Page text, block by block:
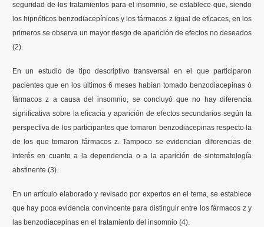
seguridad de los tratamientos para el insomnio, se establece que, siendo
los hipnóticos benzodiacepínicos y los fármacos z igual de eficaces, en los
primeros se observa un mayor riesgo de aparición de efectos no deseados
(2).
En un estudio de tipo descriptivo transversal en el que participaron
pacientes que en los últimos 6 meses habían tomado benzodiacepinas ó
fármacos z a causa del insomnio, se concluyó que no hay diferencia
significativa sobre la eficacia y aparición de efectos secundarios según la
perspectiva de los participantes que tomaron benzodiacepinas respecto la
de los que tomaron fármacos z. Tampoco se evidencian diferencias de
interés en cuanto a la dependencia o a la aparición de sintomatología
abstinente (3).
En un artículo elaborado y revisado por expertos en el tema, se establece
que hay poca evidencia convincente para distinguir entre los fármacos z y
las benzodiacepinas en el tratamiento del insomnio (4).